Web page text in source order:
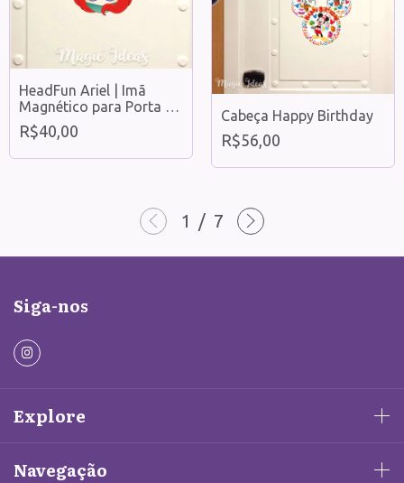
HeadFun Ariel | Imã
Magnético para Porta de
Cabine de Cruzeiro
R$40,00
Cabeça Happy Birthday
R$56,00
1 / 7
Siga-nos
Explore
Navegação